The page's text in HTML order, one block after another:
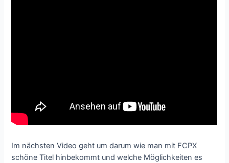
Im nächsten Video geht um darum wie man mit FCPX
schöne Titel hinbekommt und welche Möglichkeiten es